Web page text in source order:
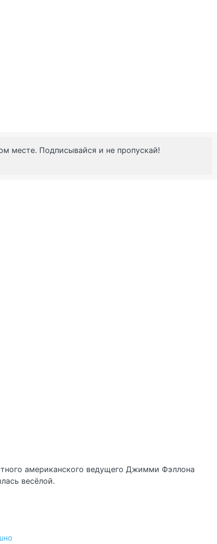
месте. Подписывайся и не пропускай!
американского ведущего Джимми Фэллона
весёлой.